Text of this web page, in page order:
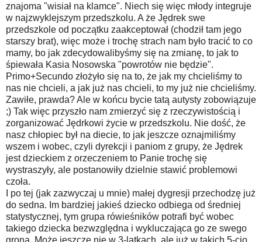
znajoma "wisiał na klamce". Niech się więc młody integruje
w najzwyklejszym przedszkolu. A że Jędrek swe
przedszkole od początku zaakceptował (chodził tam jego
starszy brat), więc może i trochę strach nam było tracić to co
mamy, bo jak zdecydowalibyśmy się na zmianę, to jak to
śpiewała Kasia Nosowska "powrotów nie będzie".
Primo+Secundo złożyło się na to, że jak my chcieliśmy to
nas nie chcieli, a jak już nas chcieli, to my już nie chcieliśmy.
Zawiłe, prawda? Ale w końcu bycie tatą autysty zobowiązuje
;) Tak więc przyszło nam zmierzyć się z rzeczywistością i
zorganizować Jędrkowi życie w przedszkolu. Nie dość, że
nasz chłopiec był na diecie, to jak jeszcze oznajmiliśmy
wszem i wobec, czyli dyrekcji i paniom z grupy, że Jędrek
jest dzieckiem z orzeczeniem to Panie trochę się
wystraszyły, ale postanowiły dzielnie stawić problemowi
czoła.
I po tej (jak zazwyczaj u mnie) małej dygresji przechodzę już
do sedna. Im bardziej jakieś dziecko odbiega od średniej
statystycznej, tym grupa rówieśników potrafi być wobec
takiego dziecka bezwzględna i wykluczająca go ze swego
grona. Może jeszcze nie w 3-latkach, ale już w takich 5-cio,